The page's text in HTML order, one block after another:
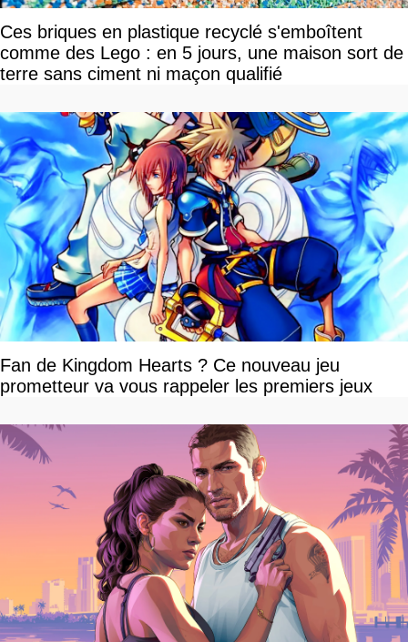
Ces briques en plastique recyclé s'emboîtent
comme des Lego : en 5 jours, une maison sort de
terre sans ciment ni maçon qualifié
Fan de Kingdom Hearts ? Ce nouveau jeu
prometteur va vous rappeler les premiers jeux